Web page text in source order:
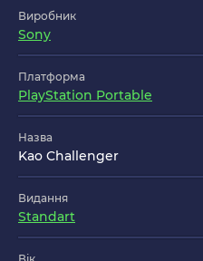
Виробник
Sony
Платформа
PlayStation Portable
Назва
Kao Challenger
Видання
Standart